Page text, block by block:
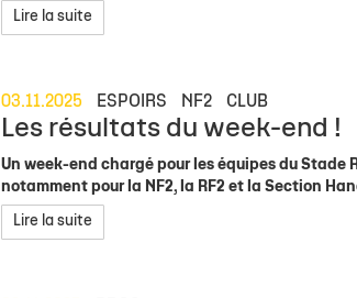
Lire la suite
03.11.2025 ESPOIRS NF2 CLUB
Les résultats du week-end !
Un week-end chargé pour les équipes du Stade
notamment pour la NF2, la RF2 et la Section
Lire la suite